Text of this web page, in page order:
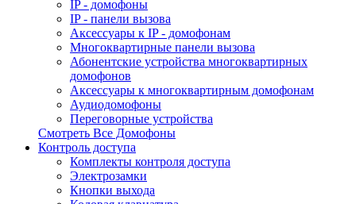
IP - домофоны
IP - панели вызова
Аксессуары к IP - домофонам
Многоквартирные панели вызова
Абонентские устройства многоквартирных
домофонов
Аксессуары к многоквартирным домофонам
Аудиодомофоны
Переговорные устройства
Смотреть Все Домофоны
Контроль доступа
Комплекты контроля доступа
Электрозамки
Кнопки выхода